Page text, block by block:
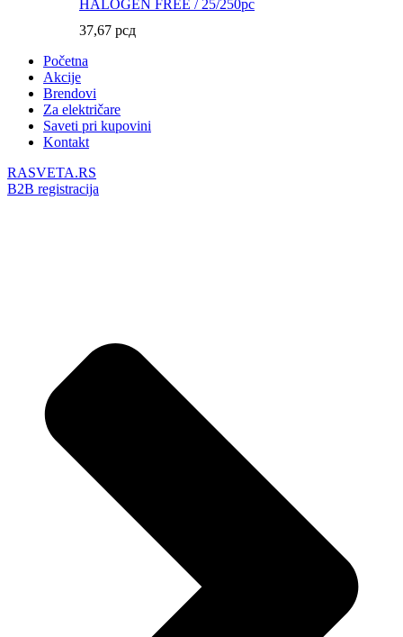
HALOGEN FREE / 25/250pc
37,67 рсд
Početna
Akcije
Brendovi
Za električare
Saveti pri kupovini
Kontakt
RASVETA.RS
B2B registracija